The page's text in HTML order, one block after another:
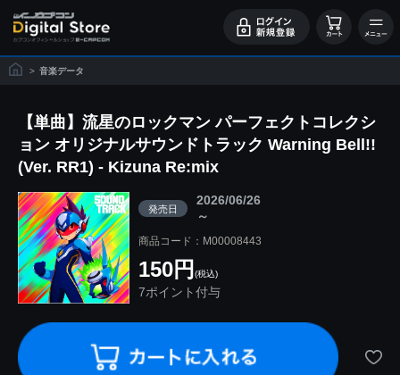
> 音楽データ
【単曲】流星のロックマン パーフェクトコレクシ
ョン オリジナルサウンドトラック Warning Bell!!
(Ver. RR1) - Kizuna Re:mix
発売日
2026/06/26
～
商品コード：M00008443
150円 (税込)
7ポイント付与